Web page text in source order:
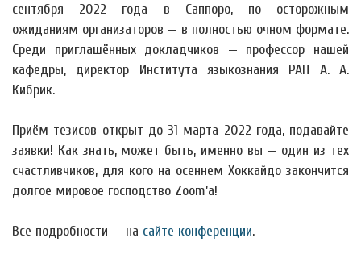
сентября 2022 года в Саппоро, по осторожным
ожиданиям организаторов — в полностью очном формате.
Среди приглашённых докладчиков — профессор нашей
кафедры, директор Института языкознания РАН А. А.
Кибрик.
Приём тезисов открыт до 31 марта 2022 года, подавайте
заявки! Как знать, может быть, именно вы — один из тех
счастливчиков, для кого на осеннем Хоккайдо закончится
долгое мировое господство Zoom’а!
Все подробности — на сайте конференции.